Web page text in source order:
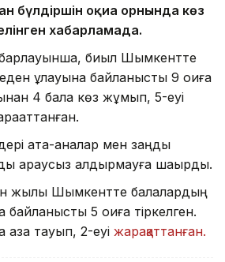
бүлдіршін оқиға орнында көз
хабарламада.
биыл Шымкентте
құлауына байланысты 9 оқиға
4 бала көз жұмып, 5-еуі
ата-аналар мен заңды
қараусыз қалдырмауға шақырды.
жылы Шымкентте балалардың
байланысты 5 оқиға тіркелген.
тауып, 2-еуі жарақаттанған.